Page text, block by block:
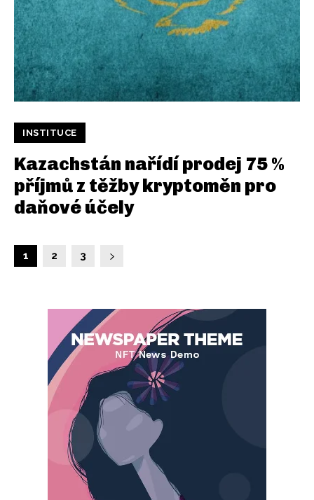
INSTITUCE
Kazachstán nařídí prodej 75 %
příjmů z těžby kryptoměn pro
daňové účely
1 2 3